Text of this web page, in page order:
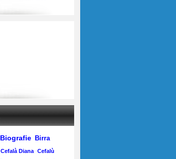
Biografie Birra
Cefalà Diana Cefalù